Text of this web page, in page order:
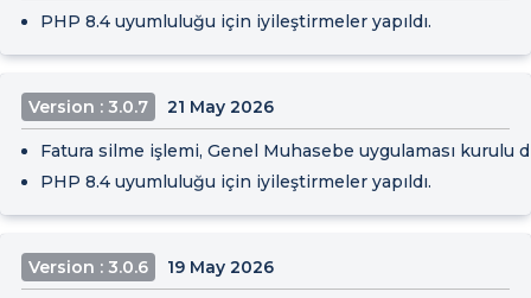
PHP 8.4 uyumluluğu için iyileştirmeler yapıldı.
Version : 3.0.7 21 May 2026
Fatura silme işlemi, Genel Muhasebe uygulaması kurulu
PHP 8.4 uyumluluğu için iyileştirmeler yapıldı.
Version : 3.0.6 19 May 2026